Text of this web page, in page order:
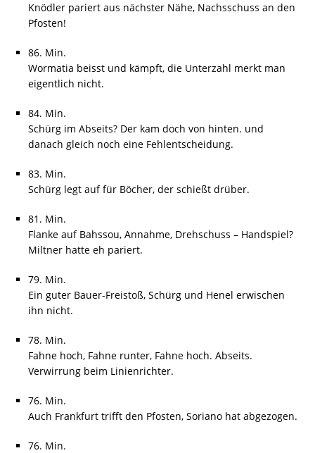
Knödler pariert aus nächster Nähe, Nachsschuss an den
Pfosten!
86. Min.
Wormatia beisst und kämpft, die Unterzahl merkt man
eigentlich nicht.
84. Min.
Schürg im Abseits? Der kam doch von hinten. und
danach gleich noch eine Fehlentscheidung.
83. Min.
Schürg legt auf für Böcher, der schießt drüber.
81. Min.
Flanke auf Bahssou, Annahme, Drehschuss – Handspiel?
Miltner hatte eh pariert.
79. Min.
Ein guter Bauer-Freistoß, Schürg und Henel erwischen
ihn nicht.
78. Min.
Fahne hoch, Fahne runter, Fahne hoch. Abseits.
Verwirrung beim Linienrichter.
76. Min.
Auch Frankfurt trifft den Pfosten, Soriano hat abgezogen.
76. Min.